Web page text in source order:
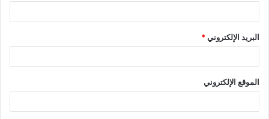
البريد الإلكتروني*
الموقع الإلكتروني